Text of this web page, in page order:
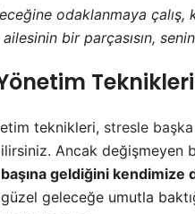
odaklanmaya
ailesinin bir parçasısın,
Teknikleri
teknikleri, stresle başka
Ancak değişmeyen
geldiğini kendimize
geleceğe umutla